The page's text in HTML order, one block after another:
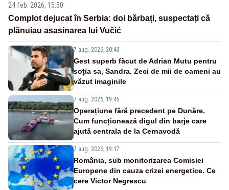
24 feb. 2026, 15:50
Complot dejucat în Serbia: doi bărbați, suspectați că
plănuiau asasinarea lui Vučić
7 aug. 2026, 20:43
Gest superb făcut de Adrian Mutu pentru
soția sa, Sandra. Zeci de mii de oameni au
văzut imaginile
7 aug. 2026, 19:45
Operațiune fără precedent pe Dunăre.
Cum funcționează digul din barje care
ajută centrala de la Cernavodă
7 aug. 2026, 19:17
România, sub monitorizarea Comisiei
Europene din cauza crizei energetice. Ce
cere Victor Negrescu